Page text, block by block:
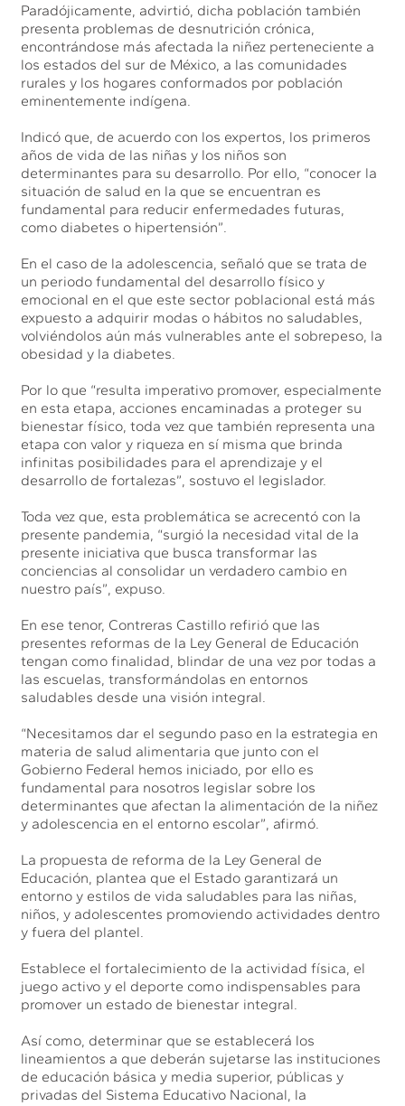
Paradójicamente, advirtió, dicha población también
presenta problemas de desnutrición crónica,
encontrándose más afectada la niñez perteneciente a
los estados del sur de México, a las comunidades
rurales y los hogares conformados por población
eminentemente indígena.
Indicó que, de acuerdo con los expertos, los primeros
años de vida de las niñas y los niños son
determinantes para su desarrollo. Por ello, “conocer la
situación de salud en la que se encuentran es
fundamental para reducir enfermedades futuras,
como diabetes o hipertensión”.
En el caso de la adolescencia, señaló que se trata de
un periodo fundamental del desarrollo físico y
emocional en el que este sector poblacional está más
expuesto a adquirir modas o hábitos no saludables,
volviéndolos aún más vulnerables ante el sobrepeso, la
obesidad y la diabetes.
Por lo que “resulta imperativo promover, especialmente
en esta etapa, acciones encaminadas a proteger su
bienestar físico, toda vez que también representa una
etapa con valor y riqueza en sí misma que brinda
infinitas posibilidades para el aprendizaje y el
desarrollo de fortalezas”, sostuvo el legislador.
Toda vez que, esta problemática se acrecentó con la
presente pandemia, “surgió la necesidad vital de la
presente iniciativa que busca transformar las
conciencias al consolidar un verdadero cambio en
nuestro país”, expuso.
En ese tenor, Contreras Castillo refirió que las
presentes reformas de la Ley General de Educación
tengan como finalidad, blindar de una vez por todas a
las escuelas, transformándolas en entornos
saludables desde una visión integral.
“Necesitamos dar el segundo paso en la estrategia en
materia de salud alimentaria que junto con el
Gobierno Federal hemos iniciado, por ello es
fundamental para nosotros legislar sobre los
determinantes que afectan la alimentación de la niñez
y adolescencia en el entorno escolar”, afirmó.
La propuesta de reforma de la Ley General de
Educación, plantea que el Estado garantizará un
entorno y estilos de vida saludables para las niñas,
niños, y adolescentes promoviendo actividades dentro
y fuera del plantel.
Establece el fortalecimiento de la actividad física, el
juego activo y el deporte como indispensables para
promover un estado de bienestar integral.
Así como, determinar que se establecerá los
lineamientos a que deberán sujetarse las instituciones
de educación básica y media superior, públicas y
privadas del Sistema Educativo Nacional, la